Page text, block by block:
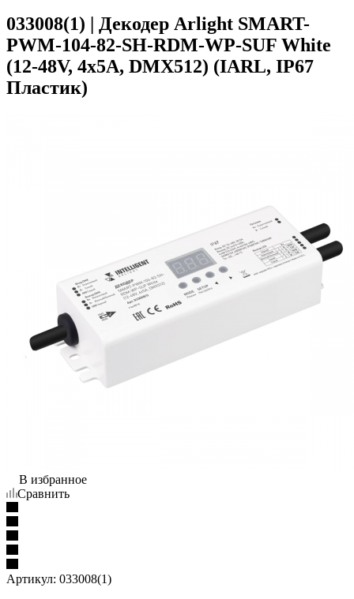
033008(1) | Декодер Arlight SMART-
PWM-104-82-SH-RDM-WP-SUF White
(12-48V, 4x5А, DMX512) (IARL, IP67
Пластик)
В избранное
Сравнить
Артикул: 033008(1)